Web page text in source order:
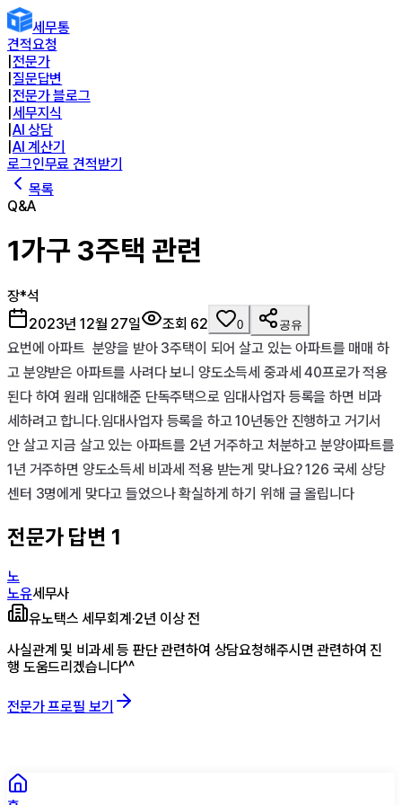
세무통
견적요청
전문가
질문답변
전문가 블로그
세무지식
AI 상담
AI 계산기
로그인무료 견적받기
목록
Q&A
1가구 3주택 관련
장*석
2023년 12월 27일
조회 62 0 공유
요번에 아파트  분양을 받아 3주택이 되어 살고 있는 아파트를 매매 하
고 분양받은 아파트를 사려다 보니 양도소득세 중과세 40프로가 적용
된다 하여 원래 임대해준 단독주택으로 임대사업자 등록을 하면 비과
세하려고 합니다.임대사업자 등록을 하고 10년동안 진행하고 거기서
안 살고 지금 살고 있는 아파트를 2년 거주하고 처분하고 분양아파트를
1년 거주하면 양도소득세 비과세 적용 받는게 맞나요? 126 국세 상당
센터 3명에게 맞다고 들었으나 확실하게 하기 위해 글 올립니다
전문가 답변 1
노
노유세무사
유노택스 세무회계 ·2년 이상 전
사실관계 및 비과세 등 판단 관련하여 상담요청해주시면 관련하여 진
행 도움드리겠습니다^^
전문가 프로필 보기